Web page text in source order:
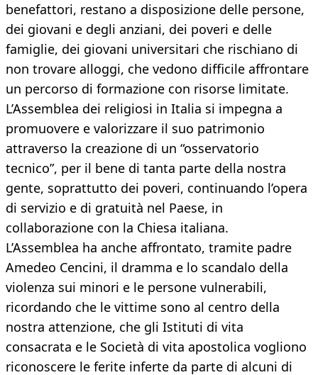
benefattori, restano a disposizione delle persone,
dei giovani e degli anziani, dei poveri e delle
famiglie, dei giovani universitari che rischiano di
non trovare alloggi, che vedono difficile affrontare
un percorso di formazione con risorse limitate.
L’Assemblea dei religiosi in Italia si impegna a
promuovere e valorizzare il suo patrimonio
attraverso la creazione di un “osservatorio
tecnico”, per il bene di tanta parte della nostra
gente, soprattutto dei poveri, continuando l’opera
di servizio e di gratuità nel Paese, in
collaborazione con la Chiesa italiana.
L’Assemblea ha anche affrontato, tramite padre
Amedeo Cencini, il dramma e lo scandalo della
violenza sui minori e le persone vulnerabili,
ricordando che le vittime sono al centro della
nostra attenzione, che gli Istituti di vita
consacrata e le Società di vita apostolica vogliono
riconoscere le ferite inferte da parte di alcuni di